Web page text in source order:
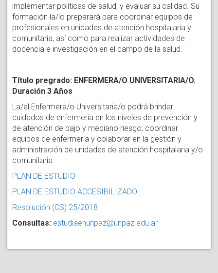
implementar políticas de salud, y evaluar su calidad. Su
formación la/lo preparará para coordinar equipos de
profesionales en unidades de atención hospitalaria y
comunitaria, así como para realizar actividades de
docencia e investigación en el campo de la salud.
Título pregrado: ENFERMERA/O UNIVERSITARIA/O.
Duración 3 Años
La/el Enfermera/o Universitaria/o podrá brindar
cuidados de enfermería en los niveles de prevención y
de atención de bajo y mediano riesgo; coordinar
equipos de enfermería y colaborar en la gestión y
administración de unidades de atención hospitalaria y/o
comunitaria.
PLAN DE ESTUDIO
PLAN DE ESTUDIO ACCESIBILIZADO
Resolución (CS) 25/2018
Consultas: estudiaenunpaz@unpaz.edu.ar